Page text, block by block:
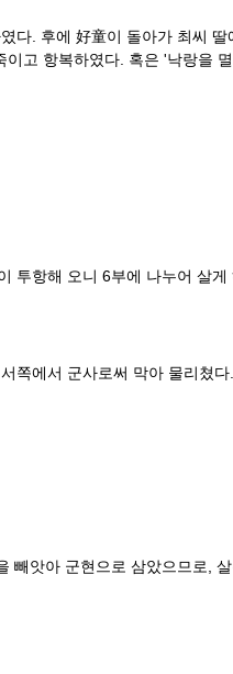
. 후에 好童이 돌아가 최씨
고 항복하였다. 혹은 '낙랑을
투항해 오니 6부에 나누어 살게
쪽에서 군사로써 막아 물리쳤
앗아 군현으로 삼았으므로,